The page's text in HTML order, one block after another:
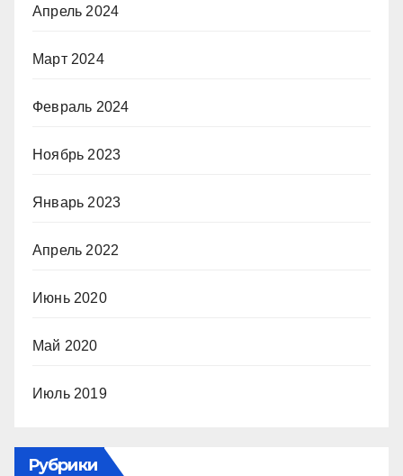
Апрель 2024
Март 2024
Февраль 2024
Ноябрь 2023
Январь 2023
Апрель 2022
Июнь 2020
Май 2020
Июль 2019
Рубрики